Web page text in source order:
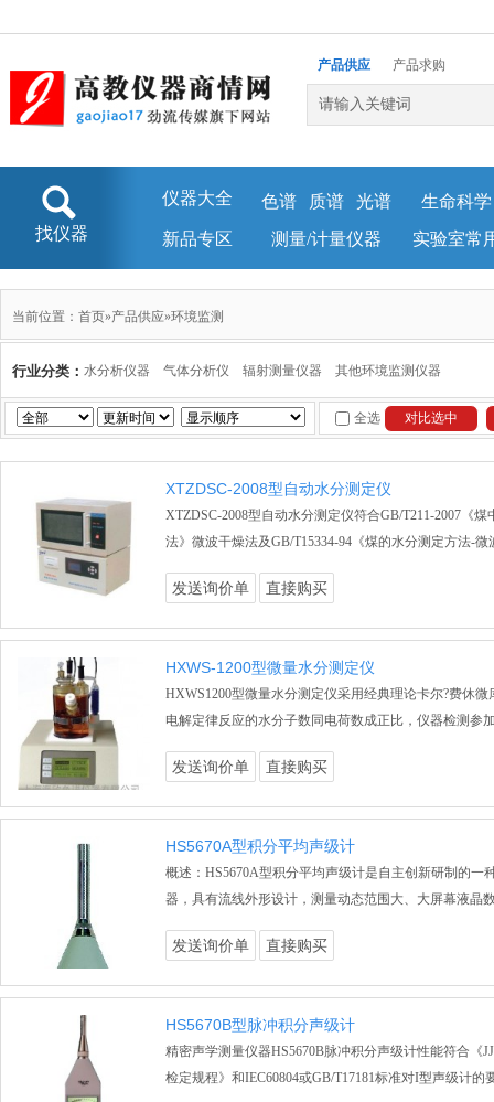
产品供应
产品求购
企业库
找仪器
仪器大全 色谱 质谱 光谱
生命科学
新品专区
测量/计量仪器 实验室常
当前位置： 首页»产品供应»环境监测
行业分类： 水分析仪器 气体分析仪 辐射测量仪器 其他环境监测仪器
全选
XTZDSC-2008型自动水分测定仪
XTZDSC-2008型自动水分测定仪符合GB/T211-2007《
法》微波干燥法及GB/T15334-94《煤的水分测定方法-微
发送询价单 直接购买
HXWS-1200型微量水分测定仪
HXWS1200型微量水分测定仪采用经典理论卡尔?费休
电解定律反应的水分子数同电荷数成正比，仪器检测参
发送询价单 直接购买
HS5670A型积分平均声级计
概述：HS5670A型积分平均声级计是自主创新研制的一
器，具有流线外形设计，测量动态范围大、大屏幕液晶
发送询价单 直接购买
HS5670B型脉冲积分声级计
精密声学测量仪器HS5670B脉冲积分声级计性能符合《
检定规程》和IEC60804或GB/T17181标准对I型声级计的